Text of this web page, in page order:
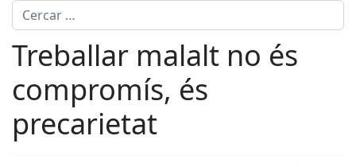
Treballar malalt no és
compromís, és
precarietat